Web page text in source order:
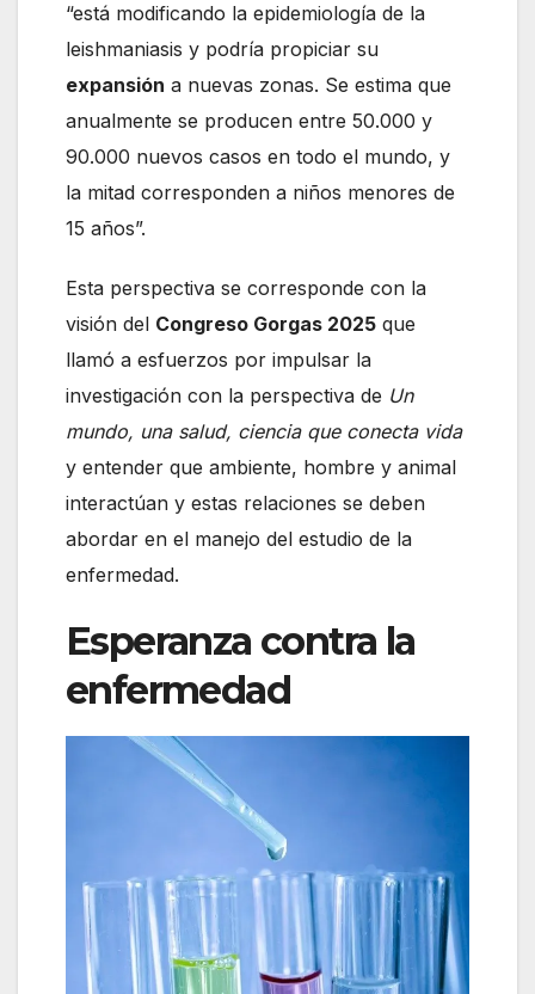
“está modificando la epidemiología de la
leishmaniasis y podría propiciar su
expansión a nuevas zonas. Se estima que
anualmente se producen entre 50.000 y
90.000 nuevos casos en todo el mundo, y
la mitad corresponden a niños menores de
15 años”.
Esta perspectiva se corresponde con la
visión del Congreso Gorgas 2025 que
llamó a esfuerzos por impulsar la
investigación con la perspectiva de Un
mundo, una salud, ciencia que conecta vida
y entender que ambiente, hombre y animal
interactúan y estas relaciones se deben
abordar en el manejo del estudio de la
enfermedad.
Esperanza contra la
enfermedad